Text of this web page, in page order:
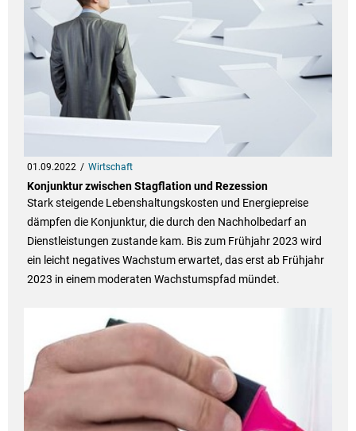
01.09.2022 Wirtschaft
Konjunktur zwischen Stagflation und Rezession
Stark steigende Lebenshaltungskosten und Energiepreise
dämpfen die Konjunktur, die durch den Nachholbedarf an
Dienstleistungen zustande kam. Bis zum Frühjahr 2023 wird
ein leicht negatives Wachstum erwartet, das erst ab Frühjahr
2023 in einem moderaten Wachstumspfad mündet.